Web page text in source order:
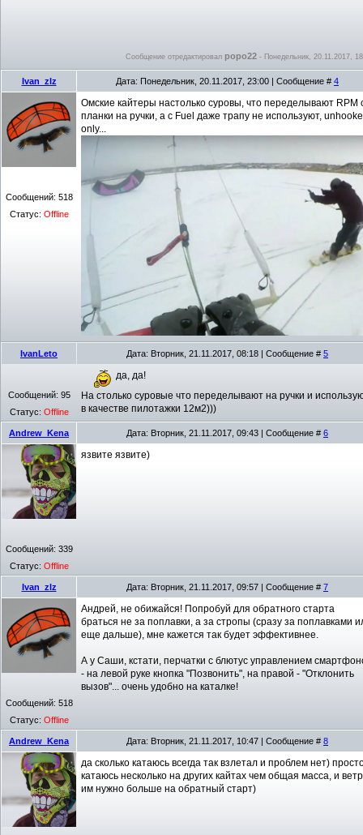
Сообщение отредактировал popo22 - Понедельник, 20.11.2017,
Ivan_zlz Дата: Понедельник, 20.11.2017, 23:00 | Сообщение # 4
Сообщений: 518
Статус: Offline
Омские кайтеры настолько суровы, что переделывают RPM
планки на ручки, а с Fuel даже трапу не используют,
only...
IvanLeto Дата: Вторник, 21.11.2017, 08:18 | Сообщение # 5
Сообщений: 95
Статус: Offline
да, да!
На столько суровые что переделывают на ручки и
в качестве пилотажки 12м2)))
Andrew_Kena Дата: Вторник, 21.11.2017, 09:43 | Сообщение # 6
Сообщений: 339
Статус: Offline
язвите язвите)
Ivan_zlz Дата: Вторник, 21.11.2017, 09:57 | Сообщение # 7
Сообщений: 518
Статус: Offline
Андрей, не обижайся! Попробуй для обратного старта
браться не за поплавки, а за стропы (сразу за поплавками
еще дальше), мне кажется так будет эффективнее.
А у Саши, кстати, перчатки с блютус управлением
- на левой руке кнопка "Позвонить", на правой - "Отклонить
вызов"... очень удобно на каталке!
Andrew_Kena Дата: Вторник, 21.11.2017, 10:47 | Сообщение # 8
да сколько катаюсь всегда так взлетал и проблем нет)
катаюсь несколько на других кайтах чем общая масса, и
им нужно больше на обратный старт)